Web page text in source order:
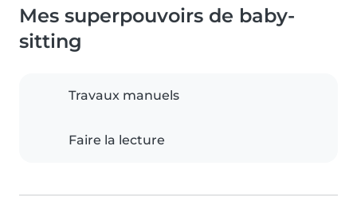
Mes superpouvoirs de baby-
sitting
Travaux manuels
Faire la lecture